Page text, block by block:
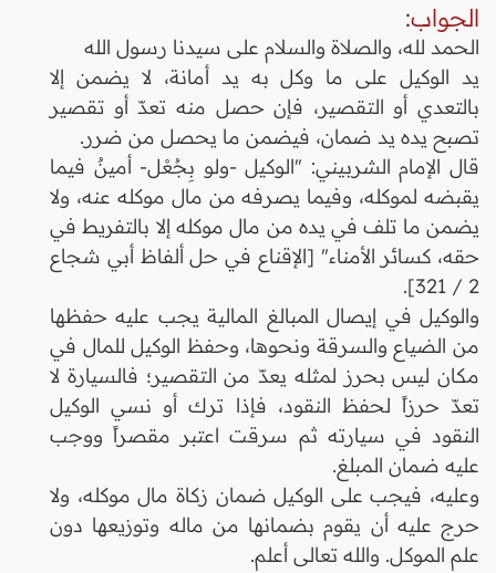
الجواب:
الحمد لله، والصلاة والسلام على سيدنا رسول الله
يد الوكيل على ما وكل به يد أمانة، لا يضمن إلا
بالتعدي أو التقصير، فإن حصل منه تعدّ أو تقصير
تصبح يده يد ضمان، فيضمن ما يحصل من ضرر.
قال الإمام الشربيني: "الوكيل -ولو بِجُعْل- أمينٌ فيما
يقبضه لموكله، وفيما يصرفه من مال موكله عنه، ولا
يضمن ما تلف في يده من مال موكله إلا بالتفريط في
حقه، كسائر الأمناء" [الإقناع في حل ألفاظ أبي شجاع
2 / 321].
والوكيل في إيصال المبالغ المالية يجب عليه حفظها
من الضياع والسرقة ونحوها، وحفظ الوكيل للمال في
مكان ليس بحرز لمثله يعدّ من التقصير؛ فالسيارة لا
تعدّ حرزاً لحفظ النقود، فإذا ترك أو نسي الوكيل
النقود في سيارته ثم سرقت اعتبر مقصراً ووجب
عليه ضمان المبلغ.
وعليه، فيجب على الوكيل ضمان زكاة مال موكله، ولا
حرج عليه أن يقوم بضمانها من ماله وتوزيعها دون
علم الموكل. والله تعالى أعلم.